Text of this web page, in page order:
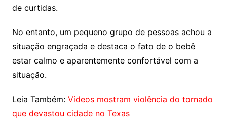
de curtidas.
No entanto, um pequeno grupo de pessoas achou a
situação engraçada e destaca o fato de o bebê
estar calmo e aparentemente confortável com a
situação.
Leia Também: Vídeos mostram violência do tornado
que devastou cidade no Texas